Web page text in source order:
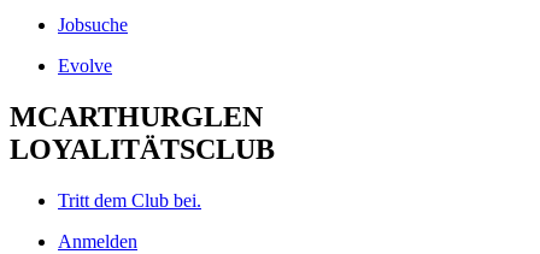
Jobsuche
Evolve
MCARTHURGLEN
LOYALITÄTSCLUB
Tritt dem Club bei.
Anmelden